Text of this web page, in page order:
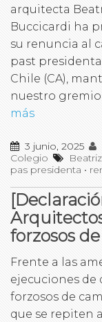
arquitecta
Buccicardi ha
su renuncia al
past
Chile (CA),
nuestro gremio
más
3 junio, 2025
Colegio
pas presidenta •
forzosos
Frente a las
ejecuciones de
forzosos de
que se repiten